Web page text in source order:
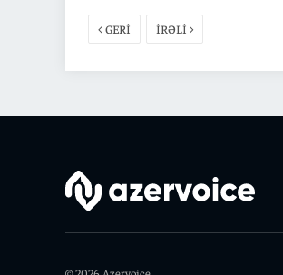
30 faizini fərdi investorlara ayırıb.
gözlənilir. İnvestorlar həm texniki
GERİ İRƏLİ